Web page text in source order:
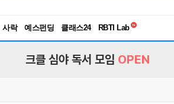
사락 예스펀딩 클래스24
RBTI Lab
독서유형검사
크클 심야 독서 모임 OPEN